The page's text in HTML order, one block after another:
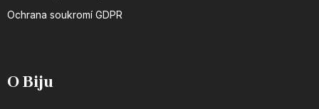
Ochrana soukromí GDPR
O Biju